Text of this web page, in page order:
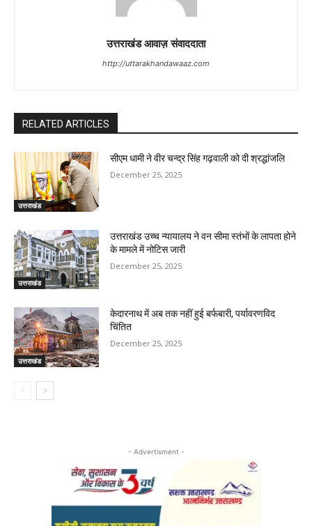
उत्तराखंड आवाज़ संवाददाता
http://uttarakhandawaaz.com
RELATED ARTICLES
उत्तराखंड
सीएम धामी ने वीर चन्द्र सिंह गढ़वाली को दी श्रद्धांजलि
December 25, 2025
उत्तराखंड
उत्तराखंड उच्च न्यायालय ने वन सीमा स्तंभों के लापता होने
के मामले में नोटिस जारी
December 25, 2025
उत्तराखंड
केदारनाथ में अब तक नहीं हुई बर्फबारी, पर्यावरणविद
चिंतित
December 25, 2025
- Advertisment -